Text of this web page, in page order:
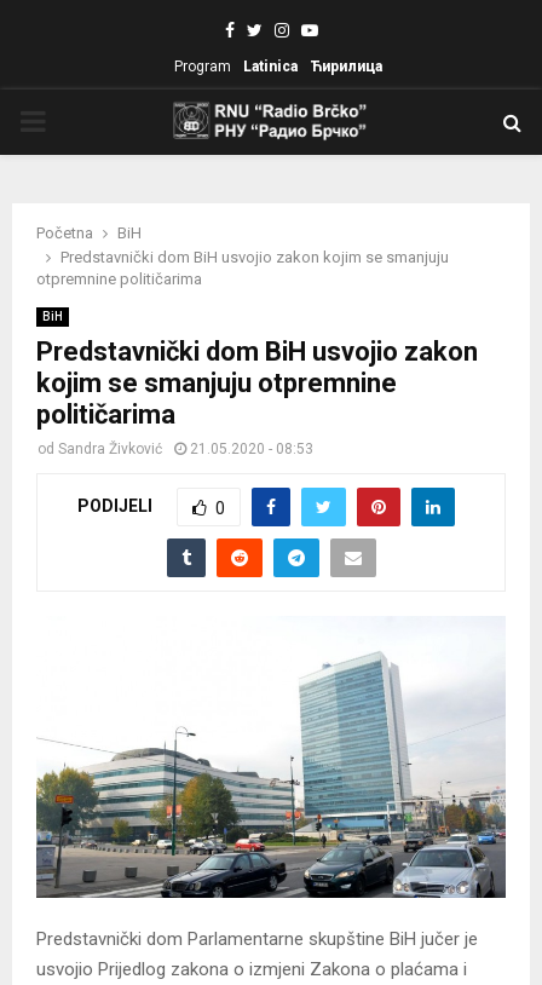
Facebook
TwitterInstagram
Youtube
Program Latinica Ћирилица
Početna
BiH
Predstavnički dom BiH usvojio zakon kojim se smanjuju
otpremnine političarima
BiH
Predstavnički dom BiH usvojio zakon
kojim se smanjuju otpremnine
političarima
od Sandra Živković 21.05.2020 - 08:53
PODIJELI 0
Predstavnički dom Parlamentarne skupštine BiH jučer je
usvojio Prijedlog zakona o izmjeni Zakona o plaćama i